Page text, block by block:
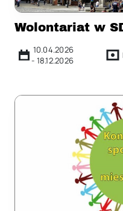
Wolontariat w
10.04.2026
- 18.12.2026